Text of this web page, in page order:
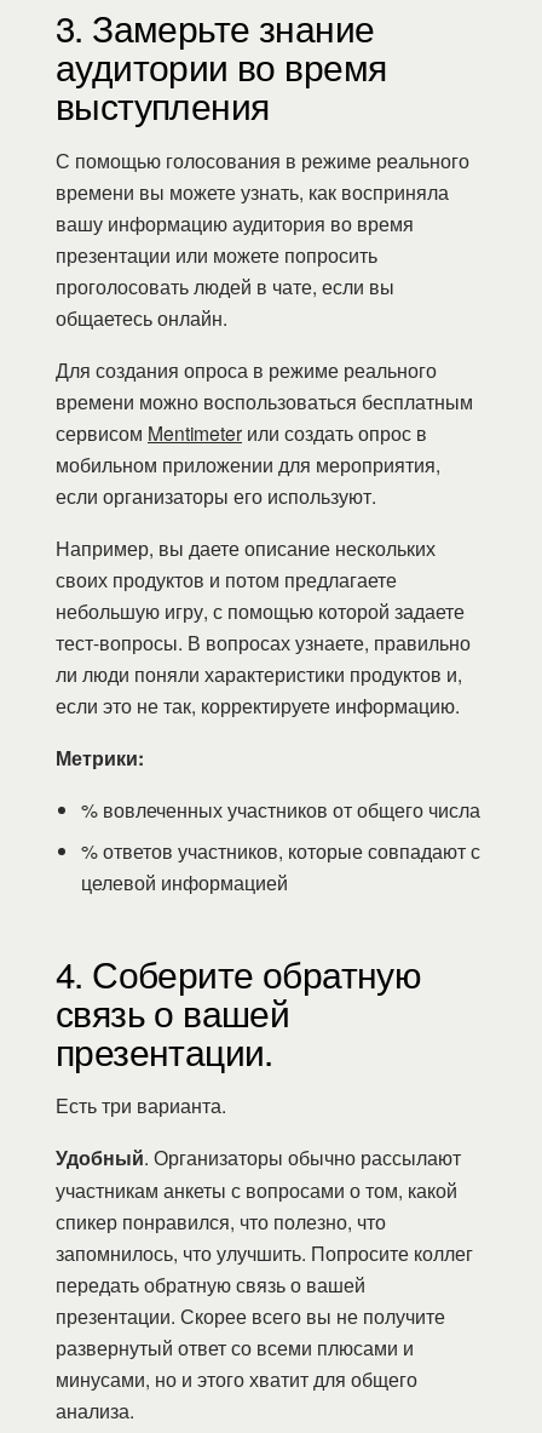
3. Замерьте знание
аудитории во время
выступления
С помощью голосования в режиме реального
времени вы можете узнать, как восприняла
вашу информацию аудитория во время
презентации или можете попросить
проголосовать людей в чате, если вы
общаетесь онлайн.
Для создания опроса в режиме реального
времени можно воспользоваться бесплатным
сервисом Mentimeter или создать опрос в
мобильном приложении для мероприятия,
если организаторы его используют.
Например, вы даете описание нескольких
своих продуктов и потом предлагаете
небольшую игру, с помощью которой задаете
тест-вопросы. В вопросах узнаете, правильно
ли люди поняли характеристики продуктов и,
если это не так, корректируете информацию.
Метрики:
% вовлеченных участников от общего числа
% ответов участников, которые совпадают с
целевой информацией
4. Соберите обратную
связь о вашей
презентации.
Есть три варианта.
Удобный. Организаторы обычно рассылают
участникам анкеты с вопросами о том, какой
спикер понравился, что полезно, что
запомнилось, что улучшить. Попросите коллег
передать обратную связь о вашей
презентации. Скорее всего вы не получите
развернутый ответ со всеми плюсами и
минусами, но и этого хватит для общего
анализа.